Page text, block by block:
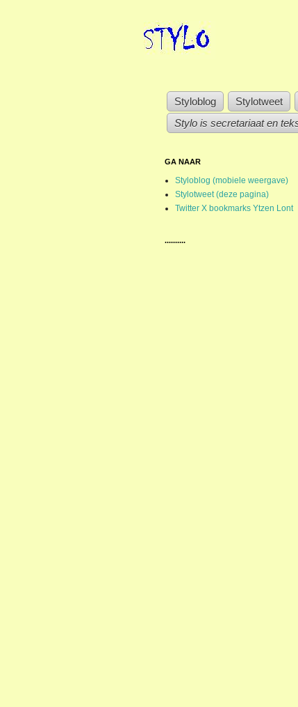
Styloblog Stylotweet
Stylo is secretariaat en
GA NAAR
Styloblog (mobiele weergave)
Stylotweet (deze pagina)
Twitter X bookmarks Ytzen Lont
..........